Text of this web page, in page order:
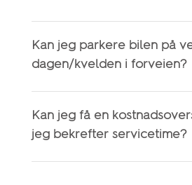
Kan jeg parkere bilen på
dagen/kvelden i forveien?
Kan jeg få en
jeg bekrefter servicetime?